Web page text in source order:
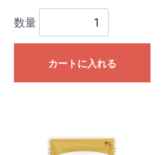
数量
カートに入れる